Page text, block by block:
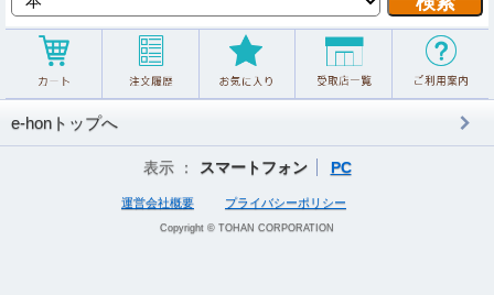
e-honトップへ
表示 ： スマートフォン PC
運営会社概要 プライバシーポリシー
Copyright © TOHAN CORPORATION